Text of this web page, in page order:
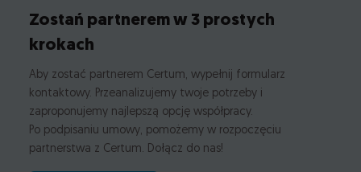
Zostań partnerem w 3 prostych
krokach
Aby zostać partnerem Certum, wypełnij formularz
kontaktowy. Przeanalizujemy twoje potrzeby i
zaproponujemy najlepszą opcję współpracy.
Po podpisaniu umowy, pomożemy w rozpoczęciu
partnerstwa z Certum. Dołącz do nas!